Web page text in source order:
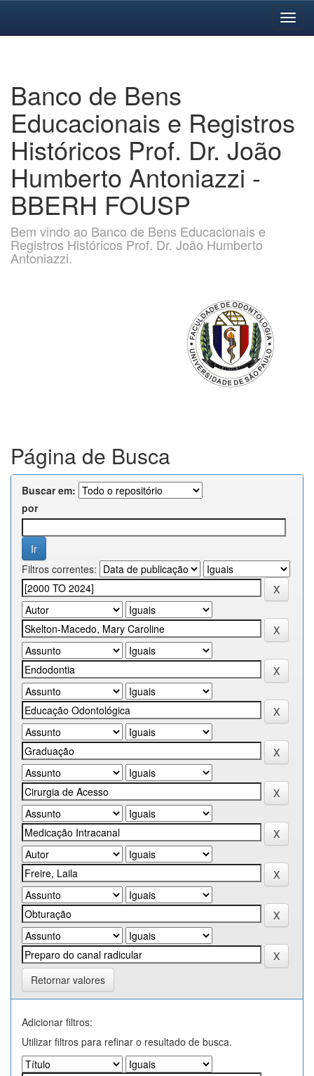
Banco de Bens
Educacionais e Registros
Históricos Prof. Dr. João
Humberto Antoniazzi -
BBERH FOUSP
Bem vindo ao Banco de Bens Educacionais e
Registros Históricos Prof. Dr. João Humberto
Antoniazzi.
Página de Busca
Buscar em:
por
Filtros correntes:
Retornar valores
Adicionar filtros:
Utilizar filtros para refinar o resultado de busca.